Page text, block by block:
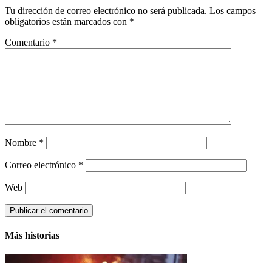
Tu dirección de correo electrónico no será publicada. Los campos
obligatorios están marcados con *
Comentario *
Nombre *
Correo electrónico *
Web
Más historias